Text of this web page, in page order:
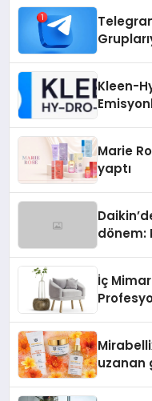
Kleen-
Marie
yaptı
dönem:
İç
uzanan